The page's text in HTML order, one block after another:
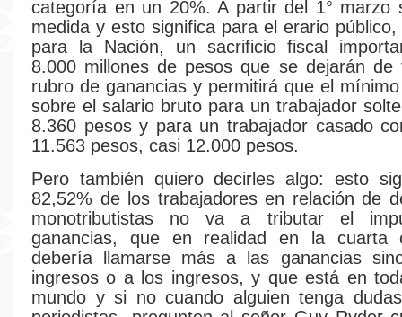
categoría en un 20%. A partir del 1° marzo
medida y esto significa para el erario
para la Nación, un sacrificio fiscal
8.000 millones de pesos que se dejarán de
rubro de ganancias y permitirá que el
sobre el salario bruto para un trabajador
8.360 pesos y para un trabajador casado
11.563 pesos, casi 12.000 pesos.
Pero también quiero decirles algo: esto
82,52% de los trabajadores en relación de
monotributistas no va a tributar el
ganancias, que en realidad en la cuarta
debería llamarse más a las ganancias
ingresos o a los ingresos, y que está en
mundo y si no cuando alguien tenga